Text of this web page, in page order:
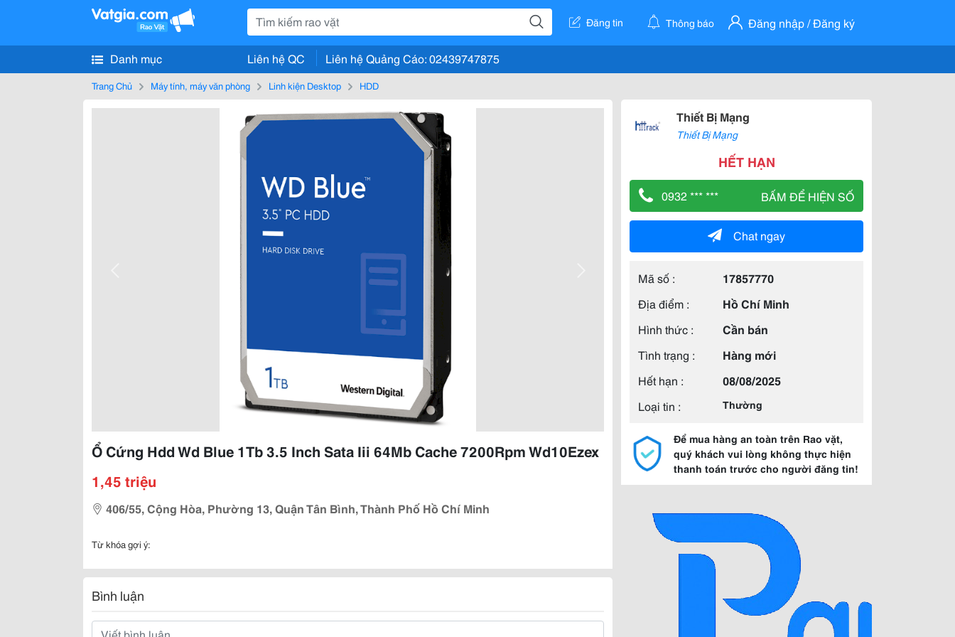
Đăng tin Thông báo Đăng nhập / Đăng ký
Danh mục Liên hệ QC Liên hệ Quảng Cáo: 02439747875
Trang Chủ Máy tính, máy văn phòng Linh kiện Desktop HDD
Ổ Cứng Hdd Wd Blue 1Tb 3.5 Inch Sata Iii 64Mb Cache 7200Rpm Wd10Ezex
1,45 triệu
406/55, Cộng Hòa, Phường 13, Quận Tân Bình, Thành Phố Hồ Chí Minh
Từ khóa gợi ý:
Bình luận
Thiết Bị Mạng
Thiết Bị Mạng
HẾT HẠN
0932 *** *** BẤM ĐỂ HIỆN SỐ
Chat ngay
Mã số :
17857770
Địa điểm :
Hồ Chí Minh
Hình thức :
Cần bán
Tình trạng :
Hàng mới
Hết hạn :
08/08/2025
Loại tin :
Thường
Để mua hàng an toàn trên Rao vặt,
quý khách vui lòng không thực hiện
thanh toán trước cho người đăng tin!